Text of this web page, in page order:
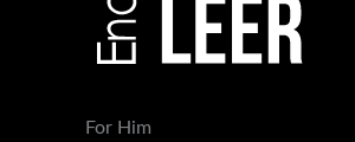
For Him